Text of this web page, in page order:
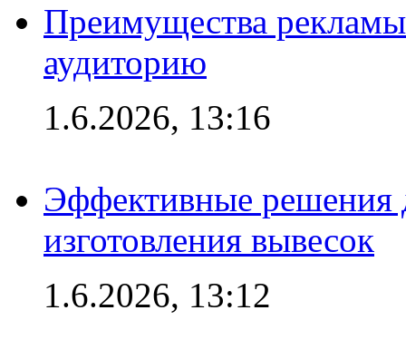
Преимущества
аудиторию
1.6.2026, 13:16
Эффективные решения
изготовления вывесок
1.6.2026, 13:12